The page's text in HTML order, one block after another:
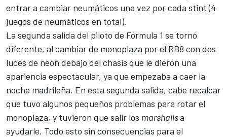
entrar a cambiar neumáticos una vez por cada stint (4
juegos de neumáticos en total).
La segunda salida del piloto de Fórmula 1 se tornó
diferente, al cambiar de monoplaza por el RB8 con dos
luces de neón debajo del chasis que le dieron una
apariencia espectacular, ya que empezaba a caer la
noche madrileña. En esta segunda salida, cabe recalcar
que tuvo algunos pequeños problemas para rotar el
monoplaza, y tuvieron que salir los marshallsa
ayudarle. Todo esto sin consecuencias para el